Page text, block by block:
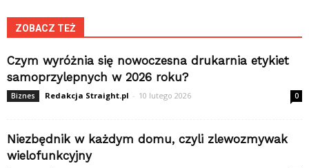
ZOBACZ TEŻ
Czym wyróżnia się nowoczesna drukarnia etykiet
samoprzylepnych w 2026 roku?
Biznes Redakcja Straight.pl - 10 lutego 2026 0
Niezbędnik w każdym domu, czyli zlewozmywak
wielofunkcyjny